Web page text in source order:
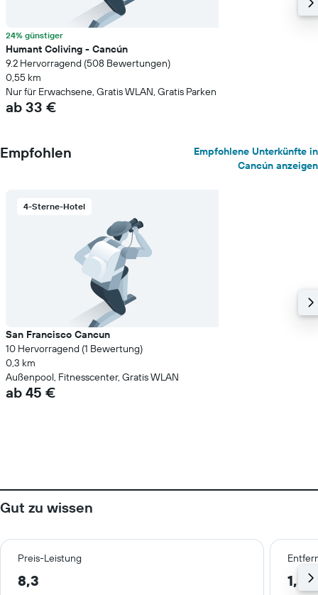
24% günstiger
Humant Coliving - Cancún
9.2 Hervorragend (508 Bewertungen)
0,55 km
Nur für Erwachsene, Gratis WLAN, Gratis Parken
ab 33 €
Empfohlen
Empfohlene Unterkünfte in
Cancún anzeigen
4-Sterne-Hotel
San Francisco Cancun
10 Hervorragend (1 Bewertung)
0,3 km
Außenpool, Fitnesscenter, Gratis WLAN
ab 45 €
Gut zu wissen
Preis-Leistung
8,3 1,5